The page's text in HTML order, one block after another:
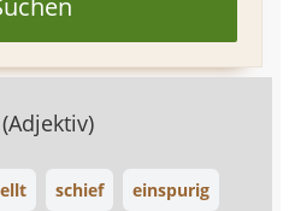
(Adjektiv)
schief einspurig